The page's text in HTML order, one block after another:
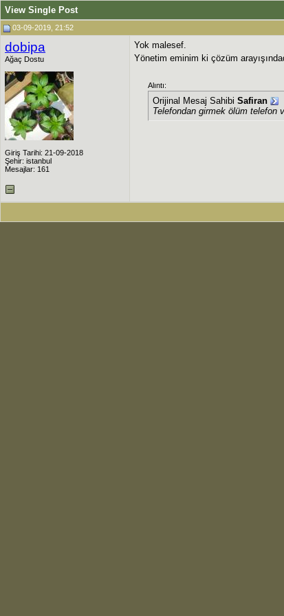
View Single Post
03-09-2019, 21:52
dobipa
Ağaç Dostu
Giriş Tarihi: 21-09-2018
Şehir: istanbul
Mesajlar: 161
Yok malesef.
Yönetim eminim ki çözüm
Alıntı:
Orijinal Mesaj SahibiSafiran
Telefondan girmek ölüm telefon